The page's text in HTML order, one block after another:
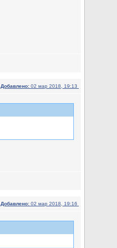
Добавлено: 02 мар 2018, 19:13
Добавлено: 02 мар 2018, 19:16